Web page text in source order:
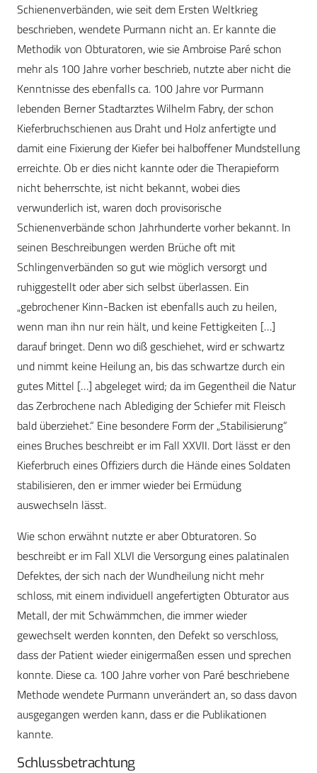
Schienenverbänden, wie seit dem Ersten Weltkrieg
beschrieben, wendete Purmann nicht an. Er kannte die
Methodik von Obturatoren, wie sie Ambroise Paré schon
mehr als 100 Jahre vorher beschrieb, nutzte aber nicht die
Kenntnisse des ebenfalls ca. 100 Jahre vor Purmann
lebenden Berner Stadtarztes Wilhelm Fabry, der schon
Kieferbruchschienen aus Draht und Holz anfertigte und
damit eine Fixierung der Kiefer bei halboffener Mundstellung
erreichte. Ob er dies nicht kannte oder die Therapieform
nicht beherrschte, ist nicht bekannt, wobei dies
verwunderlich ist, waren doch provisorische
Schienenverbände schon Jahrhunderte vorher bekannt. In
seinen Beschreibungen werden Brüche oft mit
Schlingenverbänden so gut wie möglich versorgt und
ruhiggestellt oder aber sich selbst überlassen. Ein
„gebrochener Kinn-Backen ist ebenfalls auch zu heilen,
wenn man ihn nur rein hält, und keine Fettigkeiten […]
darauf bringet. Denn wo diß geschiehet, wird er schwartz
und nimmt keine Heilung an, bis das schwartze durch ein
gutes Mittel […] abgeleget wird; da im Gegentheil die Natur
das Zerbrochene nach Ablediging der Schiefer mit Fleisch
bald überziehet.“ Eine besondere Form der „Stabilisierung“
eines Bruches beschreibt er im Fall XXVII. Dort lässt er den
Kieferbruch eines Offiziers durch die Hände eines Soldaten
stabilisieren, den er immer wieder bei Ermüdung
auswechseln lässt.
Wie schon erwähnt nutzte er aber Obturatoren. So
beschreibt er im Fall XLVI die Versorgung eines palatinalen
Defektes, der sich nach der Wundheilung nicht mehr
schloss, mit einem individuell angefertigten Obturator aus
Metall, der mit Schwämmchen, die immer wieder
gewechselt werden konnten, den Defekt so verschloss,
dass der Patient wieder einigermaßen essen und sprechen
konnte. Diese ca. 100 Jahre vorher von Paré beschriebene
Methode wendete Purmann unverändert an, so dass davon
ausgegangen werden kann, dass er die Publikationen
kannte.
Schlussbetrachtung